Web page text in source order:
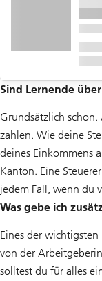
Sind Lernende
Grundsätzlich
zahlen. Wie deine
deines Einkommens
Kanton. Eine
jedem Fall, wenn du
Was gebe ich
Eines der
von der
solltest du für alles